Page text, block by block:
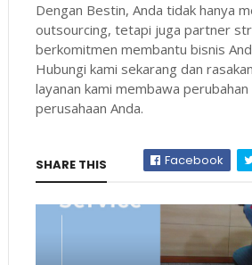
Dengan Bestin, Anda tidak hanya
outsourcing, tetapi juga partner
berkomitmen membantu bisnis
Hubungi kami sekarang dan
layanan kami membawa
perusahaan Anda.
SHARE THIS Facebook